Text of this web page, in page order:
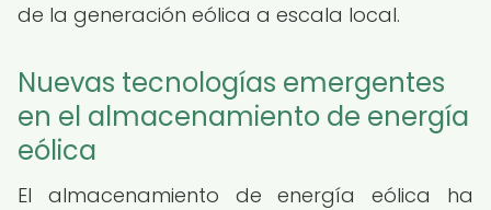
de la generación eólica a escala local.
Nuevas tecnologías emergentes
en el almacenamiento de energía
eólica
El almacenamiento de energía eólica ha